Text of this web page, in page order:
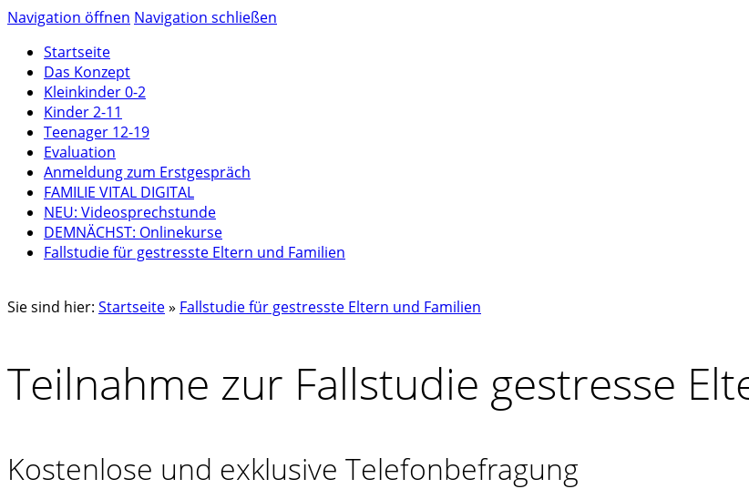
Navigation öffnen Navigation schließen
Startseite
Das Konzept
Kleinkinder 0-2
Kinder 2-11
Teenager 12-19
Evaluation
Anmeldung zum Erstgespräch
FAMILIE VITAL DIGITAL
NEU: Videosprechstunde
DEMNÄCHST: Onlinekurse
Fallstudie für gestresste Eltern und Familien
Sie sind hier: Startseite» Fallstudie für gestresste Eltern und Familien
Teilnahme zur Fallstudie gestresse
Kostenlose und exklusive Telefonbefragung